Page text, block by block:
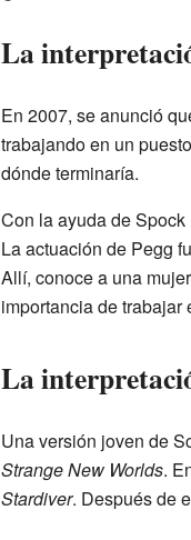
La
En 2007, se anunció
trabajando en un
dónde terminaría.
Con la ayuda de
La actuación de Pegg
Allí, conoce a una
importancia de trabajar
La
Una versión joven de
Strange New Worlds.
Stardiver. Después de